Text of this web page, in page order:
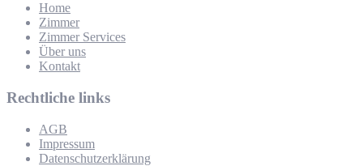
Home
Zimmer
Zimmer Services
Über uns
Kontakt
Rechtliche links
AGB
Impressum
Datenschutzerklärung